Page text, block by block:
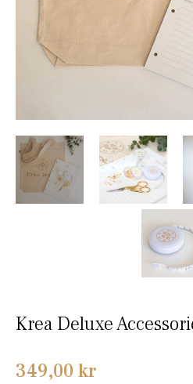
Krea Deluxe
Normalpris
349,00 kr